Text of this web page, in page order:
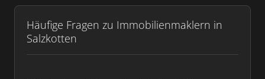
Häufige Fragen zu Immobilienmaklern in
Salzkotten